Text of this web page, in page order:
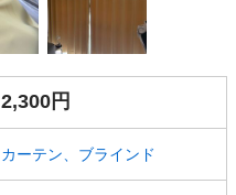
2,300円
カーテン、ブラインド